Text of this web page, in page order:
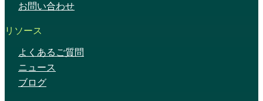
お問い合わせ
リソース
よくあるご質問
ニュース
ブログ